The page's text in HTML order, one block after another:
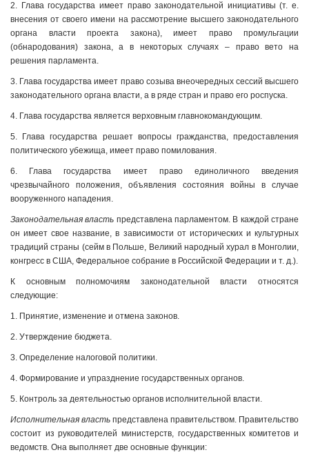
2. Глава государства имеет право законодательной инициативы (т. е.
внесения от своего имени на рассмотрение высшего законодательного
органа власти проекта закона), имеет право промульгации
(обнародования) закона, а в некоторых случаях – право вето на
решения парламента.
3. Глава государства имеет право созыва внеочередных сессий высшего
законодательного органа власти, а в ряде стран и право его роспуска.
4. Глава государства является верховным главнокомандующим.
5. Глава государства решает вопросы гражданства, предоставления
политического убежища, имеет право помилования.
6. Глава государства имеет право единоличного введения
чрезвычайного положения, объявления состояния войны в случае
вооруженного нападения.
Законодательная власть представлена парламентом. В каждой стране
он имеет свое название, в зависимости от исторических и культурных
традиций страны (сейм в Польше, Великий народный хурал в Монголии,
конгресс в США, Федеральное собрание в Российской Федерации и т. д.).
К основным полномочиям законодательной власти относятся
следующие:
1. Принятие, изменение и отмена законов.
2. Утверждение бюджета.
3. Определение налоговой политики.
4. Формирование и упразднение государственных органов.
5. Контроль за деятельностью органов исполнительной власти.
Исполнительная власть представлена правительством. Правительство
состоит из руководителей министерств, государственных комитетов и
ведомств. Она выполняет две основные функции: